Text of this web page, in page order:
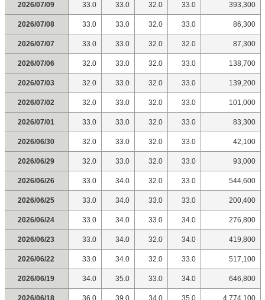
2026/07/09 33.0 33.0 32.0 33.0 393,300
2026/07/08 33.0 33.0 32.0 33.0 86,300
2026/07/07 33.0 33.0 32.0 32.0 87,300
2026/07/06 32.0 33.0 32.0 33.0 138,700
2026/07/03 32.0 33.0 32.0 33.0 139,200
2026/07/02 32.0 33.0 32.0 33.0 101,000
2026/07/01 33.0 33.0 32.0 33.0 83,300
2026/06/30 32.0 33.0 32.0 33.0 42,100
2026/06/29 32.0 33.0 32.0 33.0 93,000
2026/06/26 33.0 34.0 32.0 33.0 544,600
2026/06/25 33.0 34.0 33.0 33.0 200,400
2026/06/24 33.0 34.0 33.0 34.0 276,800
2026/06/23 33.0 34.0 32.0 34.0 419,800
2026/06/22 33.0 34.0 32.0 33.0 517,100
2026/06/19 34.0 35.0 33.0 34.0 646,800